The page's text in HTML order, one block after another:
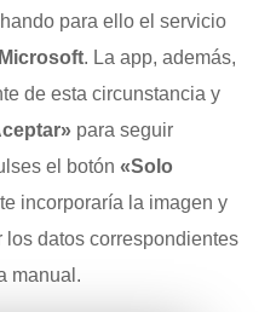
para ello el servicio
Microsoft. La app, además,
de esta circunstancia y
para seguir
el botón«Solo
incorporaría la imagen y
datos correspondientes
manual.